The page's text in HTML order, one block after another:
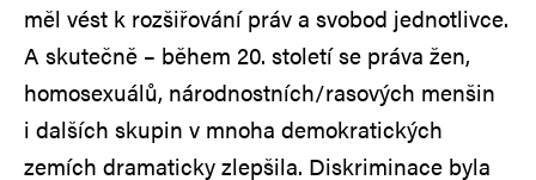
měl vést k rozšiřování práv a svobod jednotlivce.
A skutečně – během 20. století se práva žen,
homosexuálů, národnostních/rasových menšin
i dalších skupin v mnoha demokratických
zemích dramaticky zlepšila. Diskriminace byla